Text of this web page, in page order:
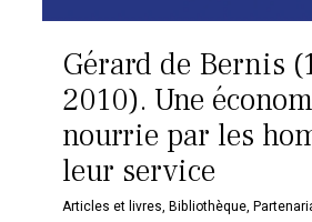
Gérard de Bernis
2010). Une
nourrie par les
leur service
Articles et livres,Bibliothèque,